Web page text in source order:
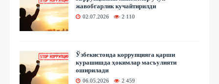
жавобгарлик кучайтирилди
02.07.2026 2 110
Ўзбекистонда коррупцияга қарши
курашишда ҳокимлар масъулияти
оширилади
06.05.2026 2 459